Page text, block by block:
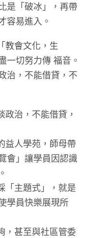
是「破冰」，再帶
容易進入。
教會文化，生
一切努力傳 福音。
治，不能借貸，不
政治，不能借貸，
益人學苑，師母帶
會」讓學員因認識
「主題式」，就是
學員快樂展現所
，甚至與社區管委